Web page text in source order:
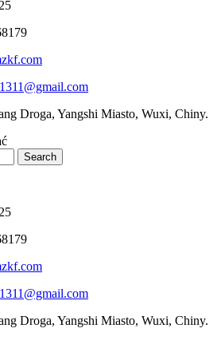
Droga, Yangshi Miasto, Wuxi, Chiny.
Droga, Yangshi Miasto, Wuxi, Chiny.